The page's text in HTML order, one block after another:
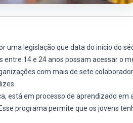
legislação que data do início do
14 e 24 anos possam acessar o
com mais de sete
está em processo de aprendizado em
programa permite que os jovens